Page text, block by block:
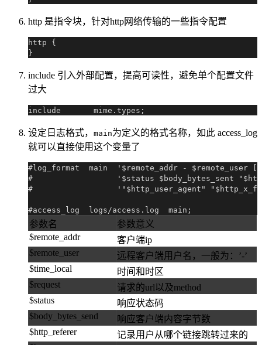
http 是指令块，针对http网络传输的一些指令配置
http {
include 引入外部配置，提高可读性，避免单个配置文件
过大
设定日志格式， main为定义的格式名称，如此 access_log
就可以直接使用这个变量了
#log_format  main  '$remote_addr - $remote_user
#                  '$status $body_bytes_sent
#                  '"$http_user_agent"
参数名
参数意义
$remote_addr
客户端ip
$remote_user
远程客户端用户名，一般为：’-’
$time_local
时间和时区
$request
请求的url以及method
$status
响应状态码
$body_bytes_send
响应客户端内容字节数
$http_referer
记录用户从哪个链接跳转过来的